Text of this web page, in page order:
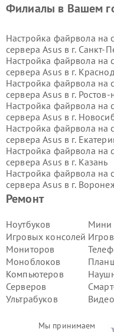
Мы принимаем
Ремонт
Ноутбуков
Игровых консолей
Мониторов
Моноблоков
Компьютеров
Серверов
Ультрабуков
Мини
Филиалы в Вашем
Настройка файрвола на
сервера Asus в г. Санкт-
Настройка файрвола на
сервера Asus в г.
Настройка файрвола на
сервера Asus в г.
Настройка файрвола на
сервера Asus в г.
Настройка файрвола на
сервера Asus в г.
Настройка файрвола на
сервера Asus в г. Казань
Настройка файрвола на
сервера Asus в г.
Настройка файрвола на
Настройка файрвола на
сервера Asus в г.
Самара
Настройка файрвола на
сервера Asus в г.
Пермь
Настройка файрвола на
сервера Asus в г.
Настройка файрвола на
сервера Asus в г.
Ижевск
сервера Asus в г.